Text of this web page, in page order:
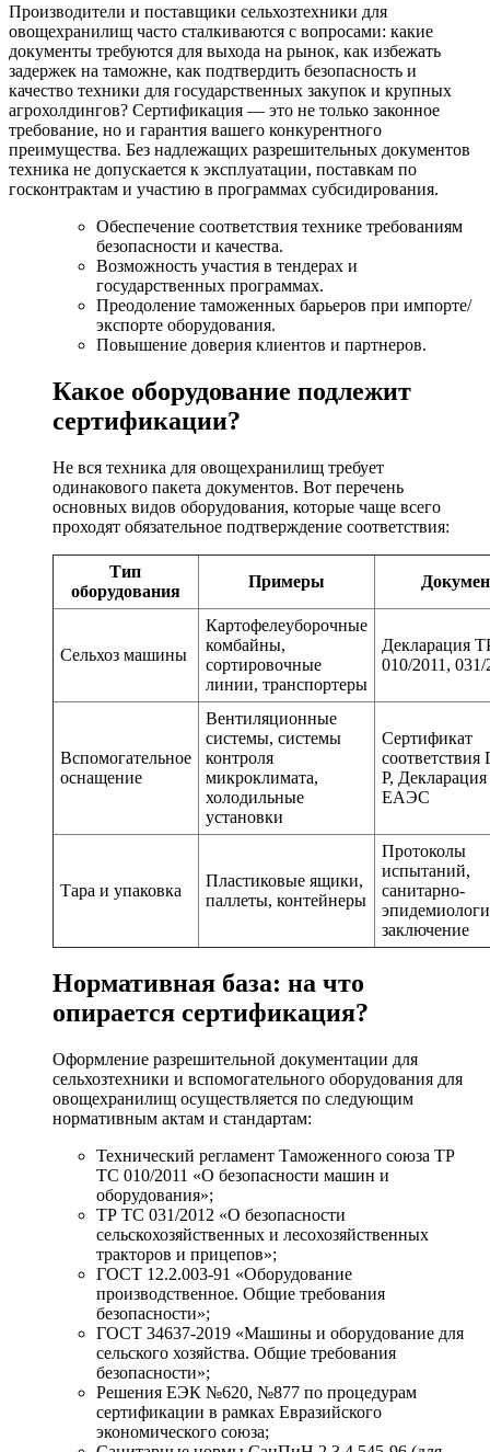
Производители и поставщики сельхозтехники для
овощехранилищ часто сталкиваются с вопросами: какие
документы требуются для выхода на рынок, как избежать
задержек на таможне, как подтвердить безопасность и
качество техники для государственных закупок и крупных
агрохолдингов? Сертификация — это не только законное
требование, но и гарантия вашего конкурентного
преимущества. Без надлежащих разрешительных документов
техника не допускается к эксплуатации, поставкам по
госконтрактам и участию в программах субсидирования.
Обеспечение соответствия технике требованиям
безопасности и качества.
Возможность участия в тендерах и
государственных программах.
Преодоление таможенных барьеров при импорте/
экспорте оборудования.
Повышение доверия клиентов и партнеров.
Какое оборудование подлежит
сертификации?
Не вся техника для овощехранилищ требует
одинакового пакета документов. Вот перечень
основных видов оборудования, которые чаще всего
проходят обязательное подтверждение соответствия:
Тип
оборудования
Примеры
Сельхоз машины
Картофелеуборочные
комбайны,
сортировочные
линии, транспортеры
Декларация
010/2011, 031/
Вспомогательное
оснащение
Вентиляционные
системы, системы
контроля
микроклимата,
холодильные
установки
Сертификат
Р, Декларация
ЕАЭС
Тара и упаковка
Пластиковые ящики,
паллеты, контейнеры
Протоколы
испытаний,
санитарно-
заключение
Нормативная база: на что
опирается сертификация?
Оформление разрешительной документации для
сельхозтехники и вспомогательного оборудования для
овощехранилищ осуществляется по следующим
нормативным актам и стандартам:
Технический регламент Таможенного союза ТР
ТС 010/2011 «О безопасности машин и
оборудования»;
ТР ТС 031/2012 «О безопасности
сельскохозяйственных и лесохозяйственных
тракторов и прицепов»;
ГОСТ 12.2.003-91 «Оборудование
производственное. Общие требования
безопасности»;
ГОСТ 34637-2019 «Машины и оборудование для
сельского хозяйства. Общие требования
безопасности»;
Решения ЕЭК №620, №877 по процедурам
сертификации в рамках Евразийского
экономического союза;